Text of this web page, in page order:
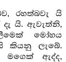
රහත්බවැ යි
යි. ඇවැත්නි,
මෝහය
කියනු ලැබේ.
මගෙක් ඇද්ද,